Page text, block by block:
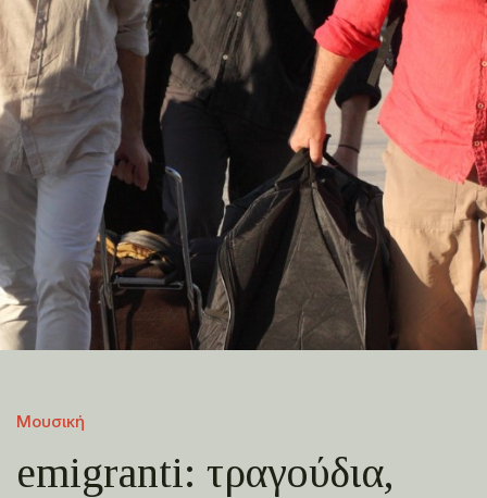
Μουσική
emigranti: τραγούδια,